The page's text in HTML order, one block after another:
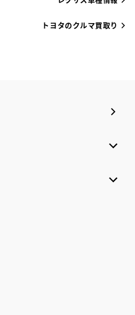
トヨタのクルマ買取り